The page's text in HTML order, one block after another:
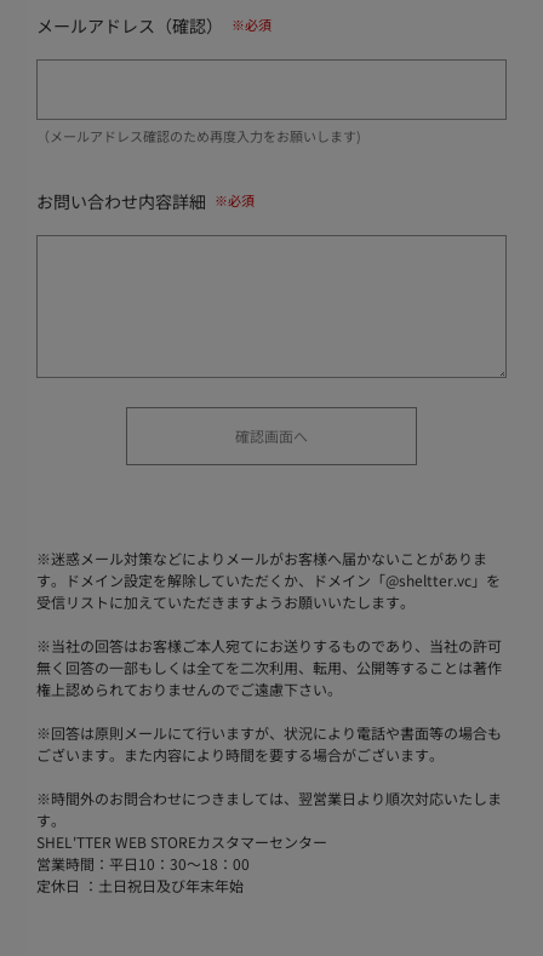
メールアドレス（確認）
（メールアドレス確認のため再度入力をお願いします)
お問い合わせ内容詳細
※迷惑メール対策などによりメールがお客様へ届かないことがありま
す。ドメイン設定を解除していただくか、ドメイン「@sheltter.vc」を
受信リストに加えていただきますようお願いいたします。
※当社の回答はお客様ご本人宛てにお送りするものであり、当社の許可
無く回答の一部もしくは全てを二次利用、転用、公開等することは著作
権上認められておりませんのでご遠慮下さい。
※回答は原則メールにて行いますが、状況により電話や書面等の場合も
ございます。また内容により時間を要する場合がございます。
※時間外のお問合わせにつきましては、翌営業日より順次対応いたしま
す。
SHEL'TTER WEB STOREカスタマーセンター
営業時間：平日10：30～18：00
定休日 ：土日祝日及び年末年始